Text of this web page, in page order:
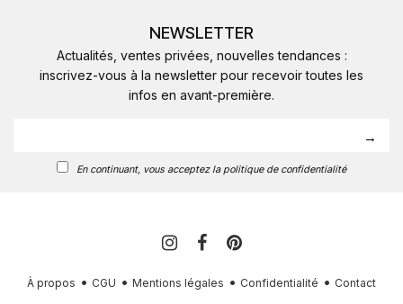
NEWSLETTER
Actualités, ventes privées, nouvelles tendances :
inscrivez-vous à la newsletter pour recevoir toutes les
infos en avant-première.
En continuant, vous acceptez la politique de confidentialité
À propos CGU Mentions légales Confidentialité Contact